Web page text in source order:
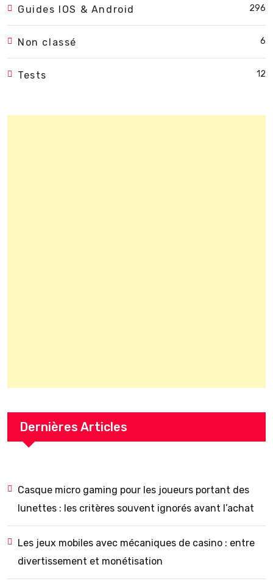
Guides IOS & Android 296
Non classé 6
Tests 12
Dernières Articles
Casque micro gaming pour les joueurs portant des
lunettes : les critères souvent ignorés avant l’achat
Les jeux mobiles avec mécaniques de casino : entre
divertissement et monétisation